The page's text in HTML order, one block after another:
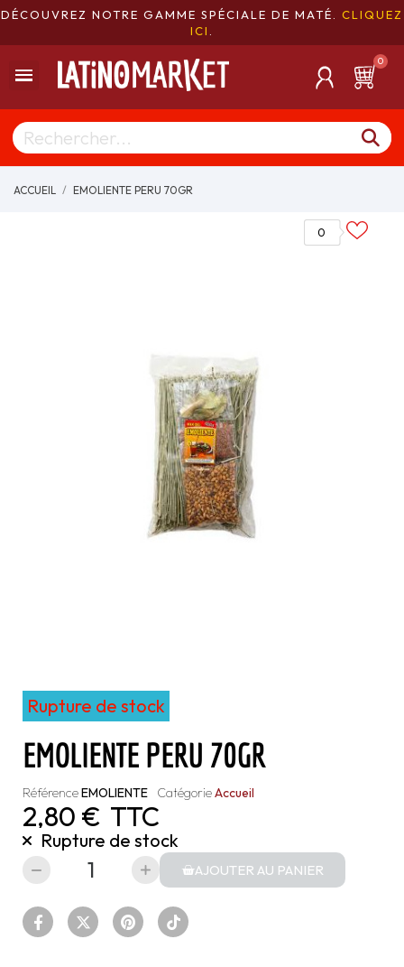
DÉCOUVREZ NOTRE GAMME SPÉCIALE DE MATÉ. CLIQUEZ
ICI
ACCUEIL EMOLIENTE PERU 70GR
0
Rupture de stock
EMOLIENTE PERU 70GR
RéférenceEMOLIENTE CatégorieAccueil
2,80 € TTC
Rupture de stock
AJOUTER AU PANIER